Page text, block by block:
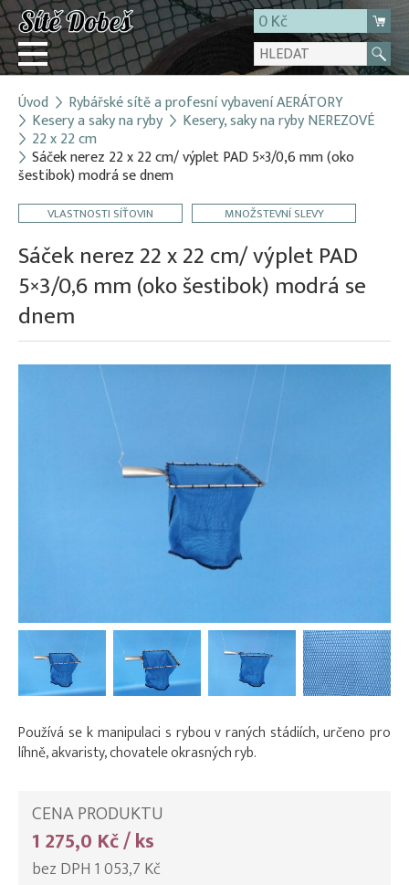
0 Kč
Přihlásit
Registrace
E-shop
O firmě
Úvod Rybářské sítě a profesní vybavení AERÁTORY
Kesery a saky na ryby Kesery, saky na ryby NEREZOVÉ
22 x 22 cm
Sáček nerez 22 x 22 cm/ výplet PAD 5×3/0,6 mm (oko
šestibok) modrá se dnem
VLASTNOSTI SÍŤOVIN MNOŽSTEVNÍ SLEVY
Sáček nerez 22 x 22 cm/ výplet PAD
5×3/0,6 mm (oko šestibok) modrá se
dnem
Používá se k manipulaci s rybou v raných stádiích, určeno pro
líhně, akvaristy, chovatele okrasných ryb.
CENA PRODUKTU
1 275,0 Kč / ks
bez DPH 1 053,7 Kč